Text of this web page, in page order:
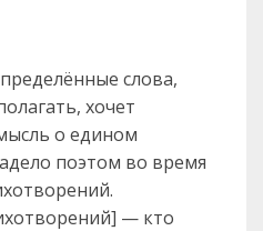
слова,
хочет
о едином
поэтом во время
— кто